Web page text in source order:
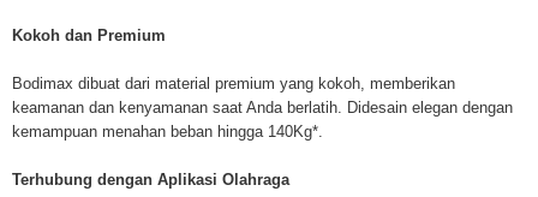
Kokoh dan Premium
Bodimax dibuat dari material premium yang kokoh, memberikan
keamanan dan kenyamanan saat Anda berlatih. Didesain elegan dengan
kemampuan menahan beban hingga 140Kg*.
Terhubung dengan Aplikasi Olahraga